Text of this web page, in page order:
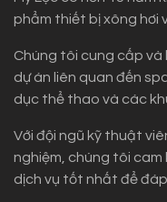
phẩm thiết bị xông hơi
Chúng tôi cung cấp
dự án liên quan đến
dục thể thao và các
Với đội ngũ kỹ thuật
nghiệm, chúng tôi
dịch vụ tốt nhất để